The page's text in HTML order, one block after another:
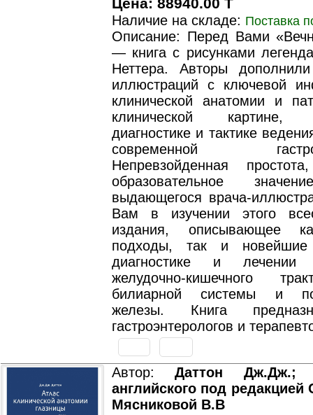
Цена: 88940.00 T
Наличие на складе: Поставка
Описание: Перед Вами
— книга с рисунками
Неттера. Авторы
иллюстраций с ключевой
клинической анатомии и
клинической картине,
диагностике и тактике
современной
Непревзойденная
образовательное
выдающегося врача-
Вам в изучении этого
издания, описывающее
подходы, так и
диагностике и лечении
желудочно-кишечного
билиарной системы и
железы. Книга
гастроэнтерологов и
Автор:Даттон Дж.Дж.;
английского под
Мясниковой В.В